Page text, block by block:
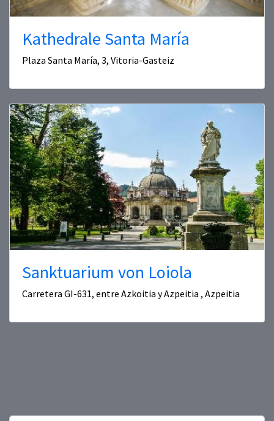
Kathedrale Santa María
Plaza Santa María, 3, Vitoria-Gasteiz
Sanktuarium von Loiola
Carretera GI-631, entre Azkoitia y Azpeitia , Azpeitia